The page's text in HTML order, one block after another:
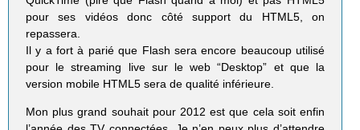
pour ses vidéos donc côté support du HTML5, on
repassera.
Il y a fort à parié que Flash sera encore beaucoup utilisé
pour le streaming live sur le web “Desktop” et que la
version mobile HTML5 sera de qualité inférieure.
Mon plus grand souhait pour 2012 est que cela soit enfin